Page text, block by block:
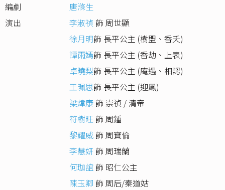
編劇
唐滌生
演出
李淑禎 飾 周世顯
徐月明飾 長平公主 (樹盟、香夭)
譚雨嫣飾 長平公主 (香劫、上表)
卓曉梨飾 長平公主 (庵遇、相認)
王珮思飾 長平公主 (迎鳳)
梁煒康 飾 崇禎 / 清帝
符樹旺 飾 周鍾
黎耀威 飾 周寶倫
李慧妍 飾 周瑞蘭
何珈誼 飾 昭仁公主
陳玉卿 飾 周后/秦道姑